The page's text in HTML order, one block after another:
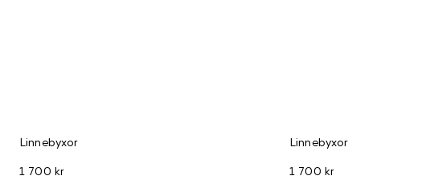
Linnebyxor
1 700 kr
Linnebyxor
1 700 kr